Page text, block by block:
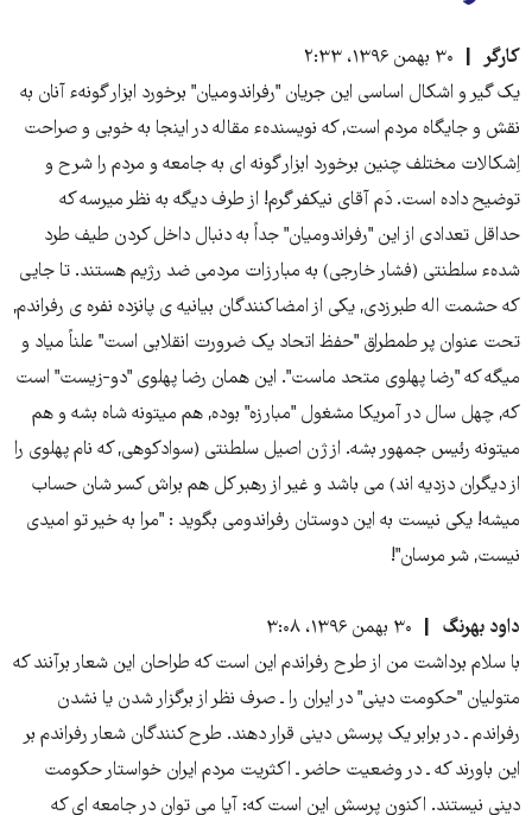
کارگر
۳۰ بهمن ۱۳۹۶، ۲:۳۳
یک گیر و اشکال اساسی این جریان "رفراندومیان" برخورد ابزار گونهء آنان به
نقش و جایگاه مردم است, که نویسندهء مقاله در اینجا به خوبی و صراحت
اِشکالات مختلف چنین برخورد ابزار گونه ای به جامعه و مردم را شرح و
توضیح داده است. دَم آقای نیکفر گرم! از طرف دیگه به نظر میرسه که
حداقل تعدادی از این "رفراندومیان" جداً به دنبال داخل کردن طیف طرد
شدهء سلطنتی (فشار خارجی) به مبارزات مردمی ضد رژیم هستند. تا جایی
که حشمت اله طبرزدی, یکی از امضاکنندگان بیانیه ی پانزده نفره ی رفراندم,
تحت عنوان پر طمطراق "حفظ اتحاد یک ضرورت انقلابی است" علناً میاد و
میگه که "رضا پهلوی متحد ماست". این همان رضا پهلوی "دو-زیست" است
که, چهل سال در آمریکا مشغول "مبارزه" بوده, هم میتونه شاه بشه و هم
میتونه رئیس جمهور بشه. از ژن اصیل سلطنتی (سوادکوهی, که نام پهلوی را
از دیگران دزدیه اند) می باشد و غیر از رهبر کل هم براش کسر شان حساب
میشه! یکی نیست به این دوستان رفراندومی بگوید : "مرا به خیر تو امیدی
نیست, شر مرسان"!
داود بهرنگ
۳۰ بهمن ۱۳۹۶، ۳:۰۸
با سلام برداشت من از طرح رفراندم این است که طراحان این شعار برآنند که
متولیان "حکومت دینی" در ایران را ـ صرف نظر از برگزار شدن یا نشدن
رفراندم ـ در برابر یک پرسش دینی قرار دهند. طرح کنندگان شعار رفراندم بر
این باورند که ـ در وضعیت حاضر ـ اکثریت مردم ایران خواستار حکومت
دینی نیستند. اکنون پرسش این است که: آیا می توان در جامعه ای که